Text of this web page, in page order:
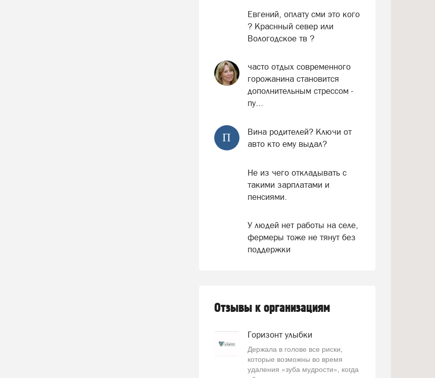
Евгений, оплату сми это кого
? Краснный север или
Вологодское тв ?
часто отдых современного
горожанина становится
дополнительным стрессом -
пу...
П
Вина родителей? Ключи от
авто кто ему выдал?
Не из чего откладывать с
такими зарплатами и
пенсиями.
У людей нет работы на селе,
фермеры тоже не тянут без
поддержки
Отзывы к организациям
Горизонт улыбки
Держала в голове все риски,
которые возможны во время
удаления «зуба мудрости», когда